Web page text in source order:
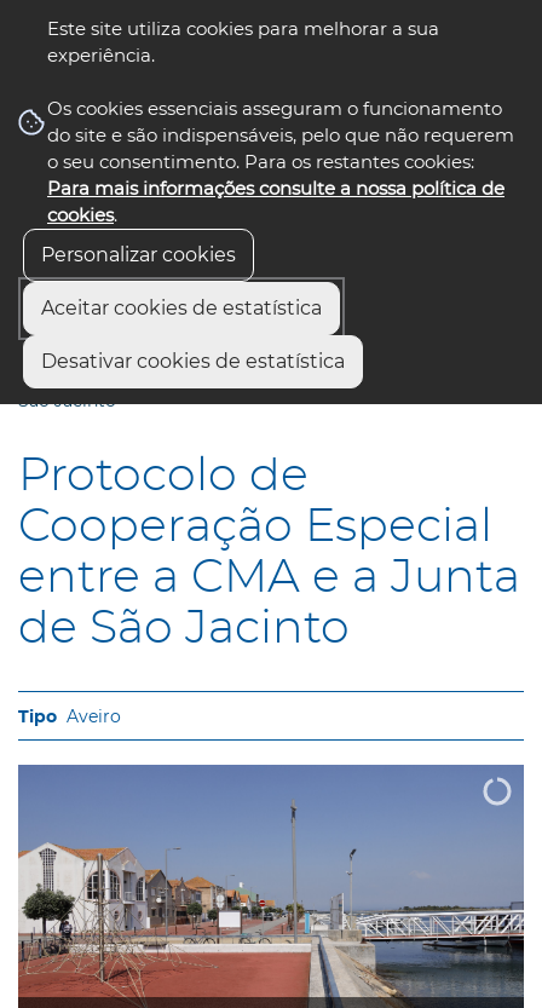
Este site utiliza cookies para melhorar a sua
experiência.
Os cookies essenciais asseguram o funcionamento
do site e são indispensáveis, pelo que não requerem
o seu consentimento. Para os restantes cookies:
Para mais informações consulte a nossa política de
cookies.
Personalizar cookies
Aceitar cookies de estatística
Desativar cookies de estatística
nos select language
Início
Protocolo de Cooperação Especial entre a CMA e a Junta de
São Jacinto
Protocolo de
Cooperação Especial
entre a CMA e a Junta
de São Jacinto
Aveiro